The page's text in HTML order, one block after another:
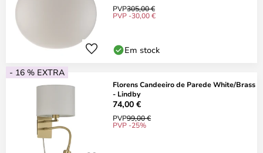
PVP305,00 €
PVP -30,00 €
Em stock
- 16 % EXTRA
Florens Candeeiro de Parede White/Brass
- Lindby
74,00 €
PVP99,00 €
PVP -25%